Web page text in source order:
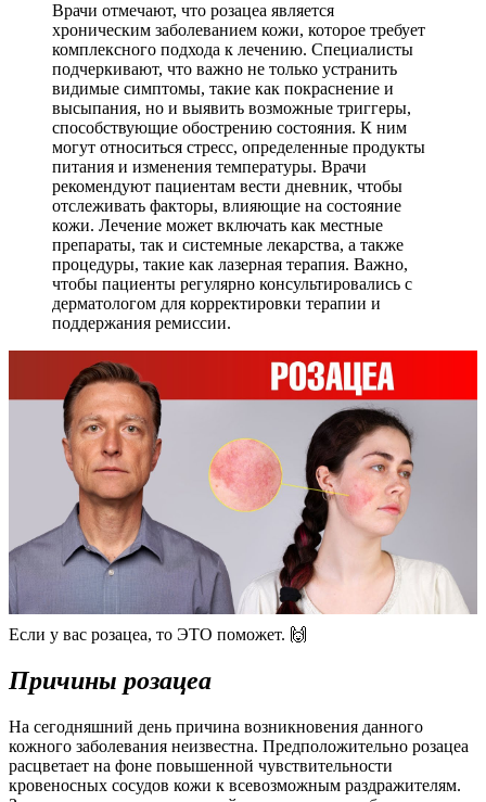
Врачи отмечают, что розацеа является
хроническим заболеванием кожи, которое требует
комплексного подхода к лечению. Специалисты
подчеркивают, что важно не только устранить
видимые симптомы, такие как покраснение и
высыпания, но и выявить возможные триггеры,
способствующие обострению состояния. К ним
могут относиться стресс, определенные продукты
питания и изменения температуры. Врачи
рекомендуют пациентам вести дневник, чтобы
отслеживать факторы, влияющие на состояние
кожи. Лечение может включать как местные
препараты, так и системные лекарства, а также
процедуры, такие как лазерная терапия. Важно,
чтобы пациенты регулярно консультировались с
дерматологом для корректировки терапии и
поддержания ремиссии.
Если у вас розацеа, то ЭТО поможет. 🙌
Причины розацеа
На сегодняшний день причина возникновения данного
кожного заболевания неизвестна. Предположительно розацеа
расцветает на фоне повышенной чувствительности
кровеносных сосудов кожи к всевозможным раздражителям.